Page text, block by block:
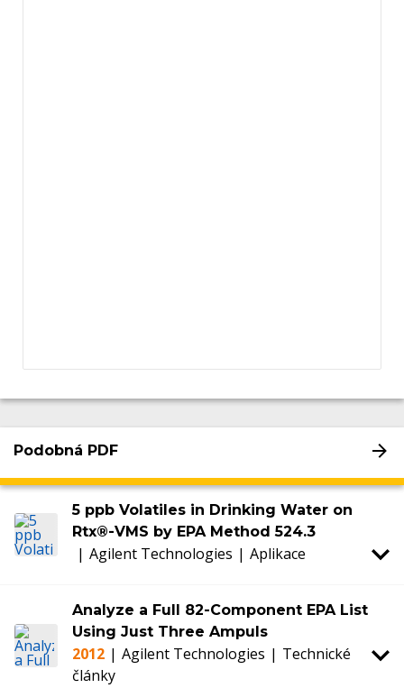
Podobná PDF
5 ppb Volatiles in Drinking Water on
Rtx®-VMS by EPA Method 524.3
| Agilent Technologies | Aplikace
Analyze a Full 82-Component EPA List
Using Just Three Ampuls
2012 | Agilent Technologies | Technické
články